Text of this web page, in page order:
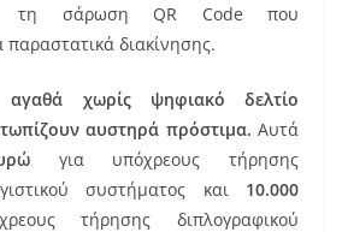
τη σάρωση QR Code που
παραστατικά διακίνησης.
αγαθά χωρίς ψηφιακό δελτίο
αυστηρά πρόστιμα. Αυτά
για υπόχρεους τήρησης
συστήματος και 10.000
τήρησης διπλογραφικού